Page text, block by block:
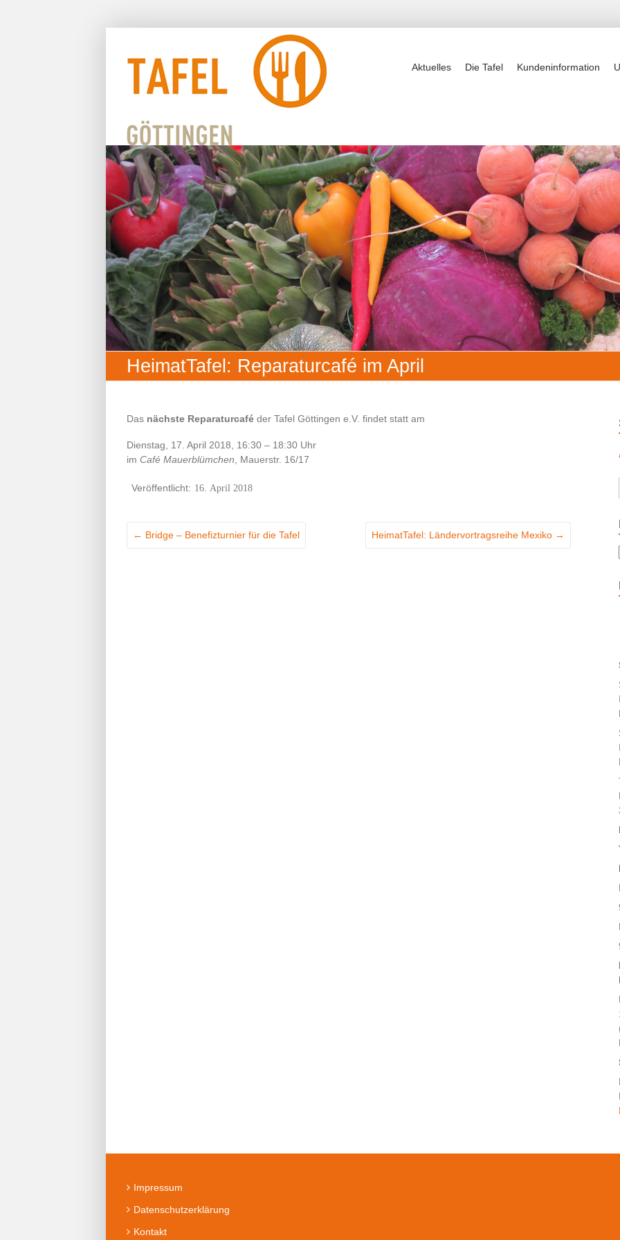
Aktuelles Die Tafel Kundeninformation
HeimatTafel: Reparaturcafé im April
Das nächste Reparaturcafé der Tafel Göttingen e.V. findet statt am
Dienstag, 17. April 2018, 16:30 – 18:30 Uhr
im Café Mauerblümchen , Mauerstr. 16/17
16. April 2018
← Bridge – Benefizturnier für die Tafel HeimatTafel: Ländervortragsreihe Mexiko →
Impressum
Datenschutzerklärung
Kontakt